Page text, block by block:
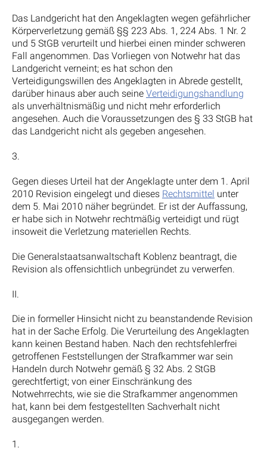
Das Landgericht hat den Angeklagten wegen gefährlicher
Körperverletzung gemäß §§ 223 Abs. 1, 224 Abs. 1 Nr. 2
und 5 StGB verurteilt und hierbei einen minder schweren
Fall angenommen. Das Vorliegen von Notwehr hat das
Landgericht verneint; es hat schon den
Verteidigungswillen des Angeklagten in Abrede gestellt,
darüber hinaus aber auch seine Verteidigungshandlung
als unverhältnismäßig und nicht mehr erforderlich
angesehen. Auch die Voraussetzungen des § 33 StGB hat
das Landgericht nicht als gegeben angesehen.
3.
Gegen dieses Urteil hat der Angeklagte unter dem 1. April
2010 Revision eingelegt und dieses Rechtsmittel unter
dem 5. Mai 2010 näher begründet. Er ist der Auffassung,
er habe sich in Notwehr rechtmäßig verteidigt und rügt
insoweit die Verletzung materiellen Rechts.
Die Generalstaatsanwaltschaft Koblenz beantragt, die
Revision als offensichtlich unbegründet zu verwerfen.
II.
Die in formeller Hinsicht nicht zu beanstandende Revision
hat in der Sache Erfolg. Die Verurteilung des Angeklagten
kann keinen Bestand haben. Nach den rechtsfehlerfrei
getroffenen Feststellungen der Strafkammer war sein
Handeln durch Notwehr gemäß § 32 Abs. 2 StGB
gerechtfertigt; von einer Einschränkung des
Notwehrrechts, wie sie die Strafkammer angenommen
hat, kann bei dem festgestellten Sachverhalt nicht
ausgegangen werden.
1.